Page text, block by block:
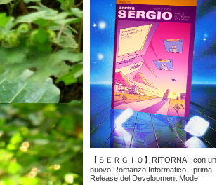
【ＳＥＲＧＩＯ】RITORNA!! con un
nuovo Romanzo Informatico - prima
Release del Development Mode